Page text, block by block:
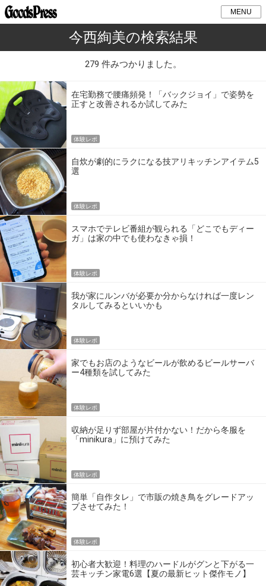
MENU
今西絢美の検索結果
279 件みつかりました。
在宅勤務で腰痛頻発！「バックジョイ」で姿勢を
正すと改善されるか試してみた
体験レポ
自炊が劇的にラクになる技アリキッチンアイテム5
選
体験レポ
スマホでテレビ番組が観られる「どこでもディー
ガ」は家の中でも使わなきゃ損！
体験レポ
我が家にルンバが必要か分からなければ一度レン
タルしてみるといいかも
体験レポ
家でもお店のようなビールが飲めるビールサーバ
ー4種類を試してみた
体験レポ
収納が足りず部屋が片付かない！だから冬服を
「minikura」に預けてみた
体験レポ
簡単「自作タレ」で市販の焼き鳥をグレードアッ
プさせてみた！
体験レポ
初心者大歓迎！料理のハードルがグンと下がる一
芸キッチン家電6選【夏の最新ヒット傑作モノ】